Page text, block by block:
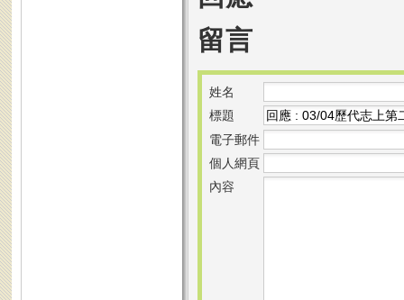
留言
姓名
標題
電子郵件
個人網頁
內容